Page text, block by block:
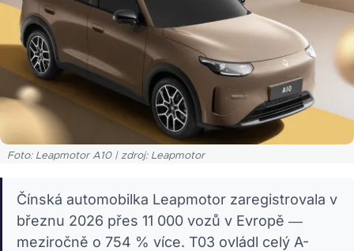
Foto: Leapmotor A10 | zdroj: Leapmotor
Čínská automobilka Leapmotor zaregistrovala v
březnu 2026 přes 11 000 vozů v Evropě —
meziročně o 754 % více. T03 ovládl celý A-